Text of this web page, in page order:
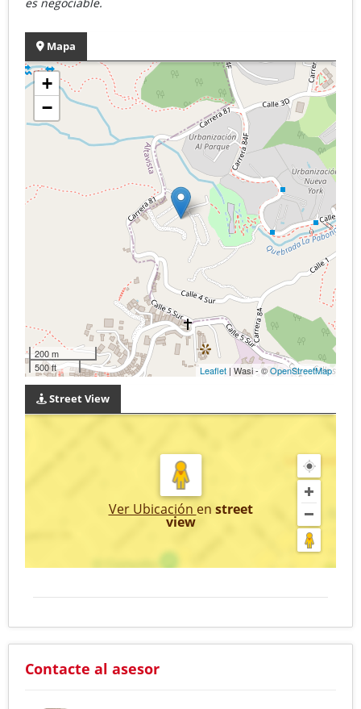
Mapa
+
−
200 m
500 ft
Leaflet | Wasi - ©OpenStreetMap
Street View
Ver Ubicación en street
view
Contacte al asesor